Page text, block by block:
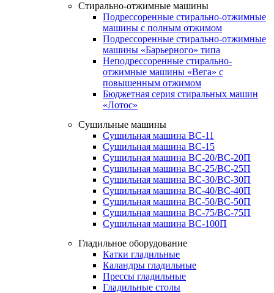
Стирально-отжимные машины
Подрессоренные стирально-отжимные
машины с полным отжимом
Подрессоренные стирально-отжимные
машины «Барьерного» типа
Неподрессоренные стирально-
отжимные машины «Вега» с
повышенным отжимом
Бюджетная серия стиральных машин
«Лотос»
Сушильные машины
Сушильная машина ВС-11
Сушильная машина ВС-15
Сушильная машина ВС-20/ВС-20П
Сушильная машина ВС-25/ВС-25П
Сушильная машина ВС-30/ВС-30П
Сушильная машина ВС-40/ВС-40П
Сушильная машина ВС-50/ВС-50П
Сушильная машина ВС-75/ВС-75П
Сушильная машина ВС-100П
Гладильное оборудование
Катки гладильные
Каландры гладильные
Прессы гладильные
Гладильные столы